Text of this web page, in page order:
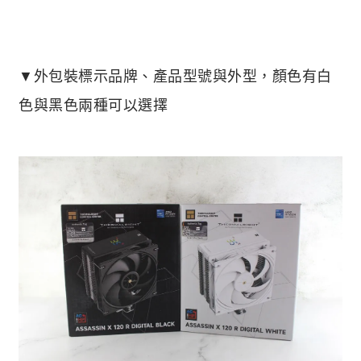
▼外包裝標示品牌、產品型號與外型，顏色有白
色與黑色兩種可以選擇